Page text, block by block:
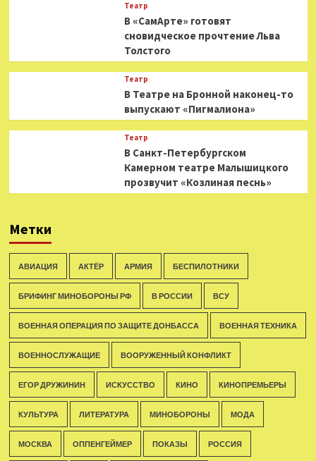
Театр
В «СамАрте» готовят
сновидческое прочтение Льва
Толстого
Театр
В Театре на Бронной наконец-то
выпускают «Пигмалиона»
Театр
В Санкт-Петербургском
Камерном театре Малышицкого
прозвучит «Козлиная песнь»
Метки
АВИАЦИЯ АКТЁР АРМИЯ БЕСПИЛОТНИКИ
БРИФИНГ МИНОБОРОНЫ РФ В РОССИИ ВСУ
ВОЕННАЯ ОПЕРАЦИЯ ПО ЗАЩИТЕ ДОНБАССА ВОЕННАЯ ТЕХНИКА
ВОЕННОСЛУЖАЩИЕ ВООРУЖЕННЫЙ КОНФЛИКТ
ЕГОР ДРУЖИНИН ИСКУССТВО КИНО КИНОПРЕМЬЕРЫ
КУЛЬТУРА ЛИТЕРАТУРА МИНОБОРОНЫ МОДА
МОСКВА ОППЕНГЕЙМЕР ПОКАЗЫ РОССИЯ